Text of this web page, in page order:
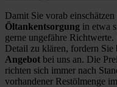
Damit Sie vorab
Öltankentsorgung in etwa
gerne ungefähre
Detail zu klären, fordern Sie
Angebot bei uns an. Die
richten sich immer nach
vorhandener Restölmenge